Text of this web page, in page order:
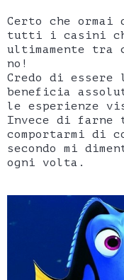
Certo che
tutti i casini
ultimamente tra
no!
Credo di essere
beneficia
le esperienze
Invece di farne
comportarmi di
secondo mi
ogni volta.